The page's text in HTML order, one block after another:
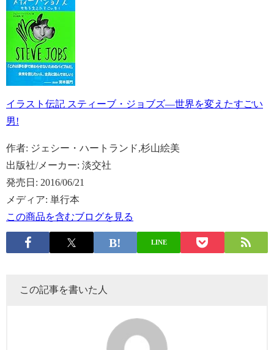
イラスト伝記 スティーブ・ジョブズ―世界を変えたすごい
男!
作者: ジェシー・ハートランド,杉山絵美
出版社/メーカー: 淡交社
発売日: 2016/06/21
メディア: 単行本
この商品を含むブログを見る
LINE
この記事を書いた人